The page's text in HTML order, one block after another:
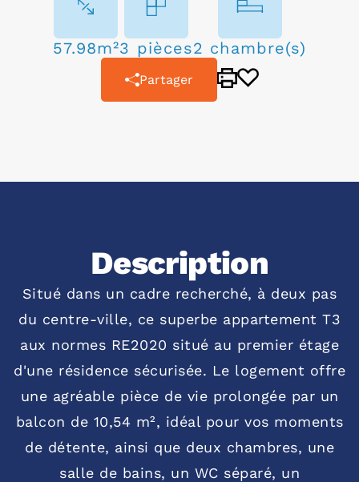
57.98m²3 pièces2 chambre(s)
Partager
Description
Situé dans un cadre recherché, à deux pas
du centre-ville, ce superbe appartement T3
aux normes RE2020 situé au premier étage
d'une résidence sécurisée. Le logement offre
une agréable pièce de vie prolongée par un
balcon de 10,54 m², idéal pour vos moments
de détente, ainsi que deux chambres, une
salle de bains, un WC séparé, un